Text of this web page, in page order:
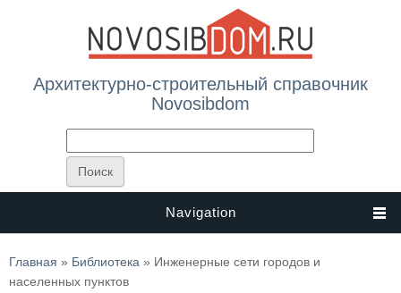
Архитектурно-строительный справочник
Novosibdom
Navigation
Вы здесь
Главная » Библиотека » Инженерные сети городов и
населенных пунктов